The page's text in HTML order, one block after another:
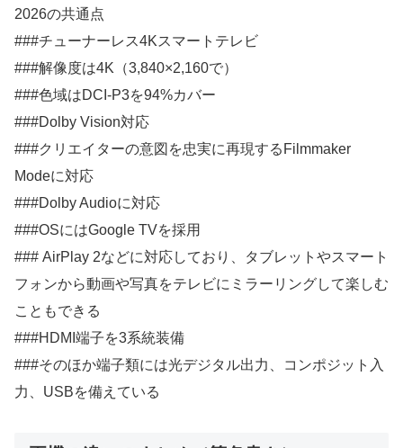
2026の共通点
###チューナーレス4Kスマートテレビ
###解像度は4K（3,840×2,160で）
###色域はDCI-P3を94%カバー
###Dolby Vision対応
###クリエイターの意図を忠実に再現するFilmmaker
Modeに対応
###Dolby Audioに対応
###OSにはGoogle TVを採用
### AirPlay 2などに対応しており、タブレットやスマート
フォンから動画や写真をテレビにミラーリングして楽しむ
こともできる
###HDMI端子を3系統装備
###そのほか端子類には光デジタル出力、コンポジット入
力、USBを備えている